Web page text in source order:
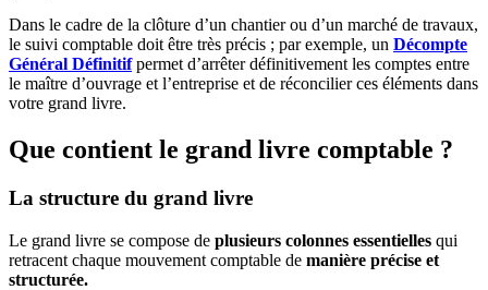
Dans le cadre de la clôture d’un chantier ou d’un marché de travaux,
le suivi comptable doit être très précis ; par exemple, un Décompte
Général Définitifpermet d’arrêter définitivement les comptes entre
le maître d’ouvrage et l’entreprise et de réconcilier ces éléments dans
votre grand livre.
Que contient le grand livre comptable ?
La structure du grand livre
Le grand livre se compose de plusieurs colonnes essentielles qui
retracent chaque mouvement comptable de manière précise et
structurée.